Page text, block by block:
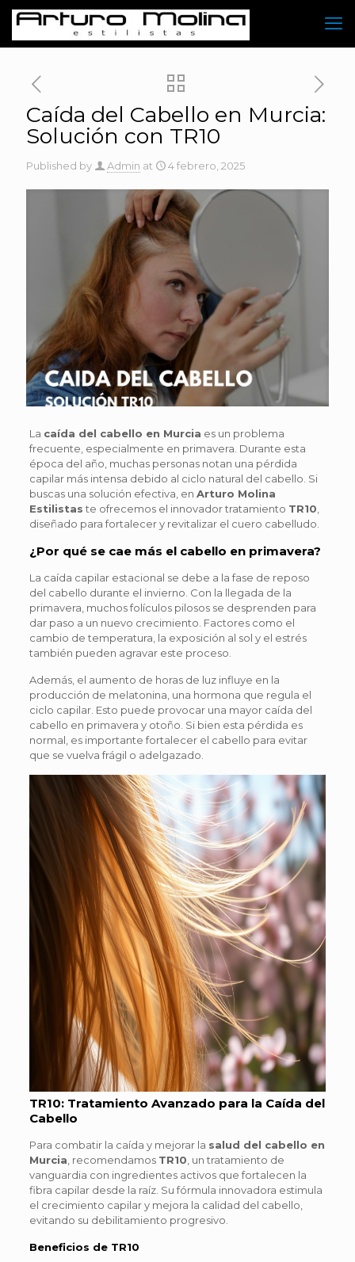
Caída del Cabello en Murcia:
Solución con TR10
Published by Admin at 4 febrero, 2025
La caída del cabello en Murcia es un problema
frecuente, especialmente en primavera. Durante esta
época del año, muchas personas notan una pérdida
capilar más intensa debido al ciclo natural del cabello. Si
buscas una solución efectiva, en Arturo Molina
Estilistaste ofrecemos el innovador tratamiento TR10,
diseñado para fortalecer y revitalizar el cuero cabelludo.
¿Por qué se cae más el cabello en primavera?
La caída capilar estacional se debe a la fase de reposo
del cabello durante el invierno. Con la llegada de la
primavera, muchos folículos pilosos se desprenden para
dar paso a un nuevo crecimiento. Factores como el
cambio de temperatura, la exposición al sol y el estrés
también pueden agravar este proceso.
Además, el aumento de horas de luz influye en la
producción de melatonina, una hormona que regula el
ciclo capilar. Esto puede provocar una mayor caída del
cabello en primavera y otoño. Si bien esta pérdida es
normal, es importante fortalecer el cabello para evitar
que se vuelva frágil o adelgazado.
TR10: Tratamiento Avanzado para la Caída del
Cabello
Para combatir la caída y mejorar la salud del cabello en
Murcia, recomendamos TR10, un tratamiento de
vanguardia con ingredientes activos que fortalecen la
fibra capilar desde la raíz. Su fórmula innovadora estimula
el crecimiento capilar y mejora la calidad del cabello,
evitando su debilitamiento progresivo.
Beneficios de TR10